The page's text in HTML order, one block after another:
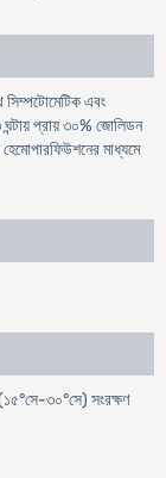
সিম্পটোমেটিক এবং
ঘন্টায় প্রায় ৩০% জোলিডন
মাধ্যমে
৩০°সে) সংরক্ষণ